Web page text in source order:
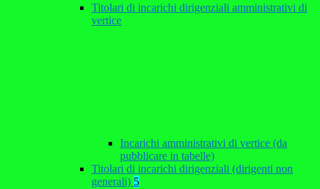
Titolari di incarichi dirigenziali amministrativi di
vertice
Incarichi amministrativi di vertice (da
pubblicare in tabelle)
Titolari di incarichi dirigenziali (dirigenti non
generali) 5